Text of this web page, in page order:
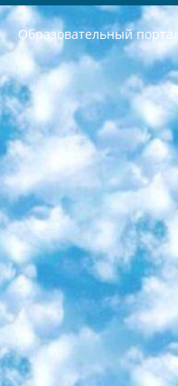
Образовательный портал
РЕСПУБЛИКА УЗБЕКИСТАН МИНИСТРЕРСТВО ДОШКОЛЬНОГО И ШКОЛЬНОГО ОБРАЗОВАНИЯ КОМАНДА в общеобразовательных учреждениях в 2023-2024 учебном году организация и проведение итоговой государственной аттестации обучающихся о Министра дошкольного и школьного образования Республики Узбекистан от 4 марта 2008 года (постановлением Минюста от 20 марта 2008 года № 1778 государственной регистрации) «Итоговое состояние учащихся общего среднего образования на основании положения об утверждении положения об аттестации общего среднего образования выпускной экзамен студентов в образовательных учреждениях в 2023-2024 учебном году В целях организации и прохождения аттестации приказываю: 1. Следующее: перечень предметов, по которым будет проводиться итоговая государственная аттестация и экзамен формы перевода согласно приложению 1; сертификаты международного образца, оценивающие уровень владения иностранными языками перечень согласно приложению 2; 2. Педагогический при специализированных образовательных учреждениях. научно-практический центр квалификации и международной оценки (Д.Давидова) 2024 г. До 25 марта: задания по предметам, по которым будет проводиться итоговая аттестация разработка и утверждение технических условий; итоговая аттестация на основании разработанного предметного задания разработка вопросов по предметам (устно и письменно), экзамен передача; общеобразовательные средние школы и специальные учебные заведения учащиеся выпускных классов школ и интернатов в агентской системе подготовка базы данных экзаменационных материалов и критериев оценки; перевод базы экзаменационных материалов на все языки обучения подать в Республиканский образовательный центр для изготовления; варианты экзаменов на основе разработанных контрольных материалов пусть будут поставлены задачи формирования. 3. Республиканский образовательный центр (Ш.Худайкулов) до 5 апреля 2024 года. до: база данных предоставленных экзаменационных материалов на все языки обучения перевод и экспертиза; для слепых, слабовидящих, глухих, слабослышащих и умственно отсталых детей учащиеся выпускных классов специализированных школ и школ-интернатов база данных экзаменационных материалов на всех преподаваемых языках подготовка критериев оценки; специализированные школы для умственно отсталых детей и технологии для учащихся выпускных классов школ-интернатов разработка соответствующих рекомендаций и критериев проведения ЕГЭ по естествознанию давать задания. 4. Педагогический при специализированных образовательных учреждениях. Научно-практический центр навыков и международной оценки (Д.Давидова), Республика образовательный центр (Худайкулов Ш.) итоговый государственный аттестационный экзамен ориентирован на творческое и логическое мышление при подготовке базы материалов учитывать введение заданий. 5. Следует отметить, что: сертификат государственного образца о знании общеобразовательного предмета и как минимум национальный уровень B1 по предметам на иностранных языках, указанным в Приложении 2. или международно признанный сертификат эквивалентного уровня студенты, изучающие определенный предмет, освобождаются от экзамена; по соответствующим предметам запланирована итоговая государственная аттестация за день до дня, путем жеребьевки Рабочей группой (в письменной форме по предметам, проводимым в форме) из числа сформированных вариантов выбрано 2 варианта; 2 выбранных варианта экзамена анонсированы на официальном сайте министерства и все выпускники по всей стране на основе этих вариантов проводит итоговую государственную аттестацию. 6. Государственное образование учащихся средних общеобразовательных учреждений. знания в соответствии с квалификационными требованиями, которые необходимо приобрести на основании стандартов итоговый (выпускной) контроль для 9 и 11 классов в целях тестирования Экзамены (далее – экзамены) состоят из предметов, перечисленных в приложении 1. будет сделано. 7. Экзамены пройдут с 26 мая по 15 июня 2024 г. (кроме науки физического воспитания). 8. Физическая для учащихся 9 классов общесредних образовательных учреждений. Экзамены по предмету «Образование, квалификация медицина» 1-6 мая 2024 года. сотрудники перевести под присмотр (с отклонениями в физическом или умственном развитии) специализированная школа для детей, школы-интернаты и со сколиозом школы-интернаты санаторного типа для больных детей исключены). 9. Он был слепым, слабовидящим и имел нарушения опорно-двигательного аппарата. экзамены в специализированных школах и интернатах для детей должны проводиться исходя из требований, предъявляемых к общеобразовательным учреждениям (физкультура кроме науки). 10. Специализированная школа для глухих и слабослышащих детей. и экзамены в интернатах и быть реализован в виде письменного теста по математике. 11. Специальность для умственно отсталых детей. Для 9 класса Родной язык и литературное письмо Государственный язык (язык обучения – узбекский). для неклассов) написано Математическое письмо Письменная/устная история Узбекистана Физическое воспитание практично Итоговый контроль Для 11 класса